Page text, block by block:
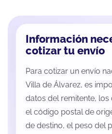
Información
cotizar tu envío
Para cotizar un envío
Villa de Álvarez, es
datos del remitente, los
el código postal de
de destino, el peso del